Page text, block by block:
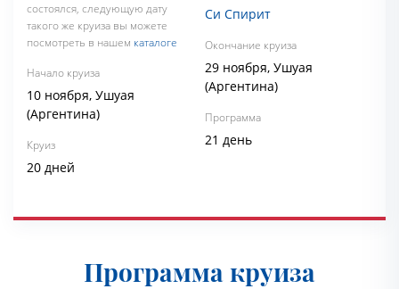
состоялся, следующую дату
такого же круиза вы можете
посмотреть в нашем каталоге
Начало круиза
10 ноября, Ушуая
(Аргентина)
Круиз
20 дней
Си Спирит
Окончание круиза
29 ноября, Ушуая
(Аргентина)
Программа
21 день
Программа круиза